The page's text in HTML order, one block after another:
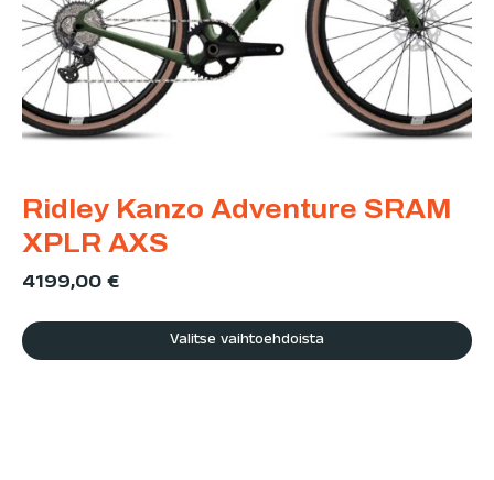
Ridley Kanzo Adventure SRAM
XPLR AXS
4199,00€
Valitse vaihtoehdoista